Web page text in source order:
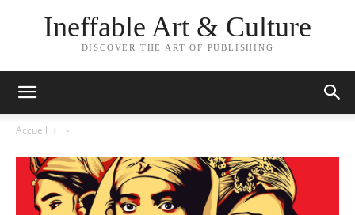
Ineffable Art & Culture
DISCOVER THE ART OF PUBLISHING
Accueil